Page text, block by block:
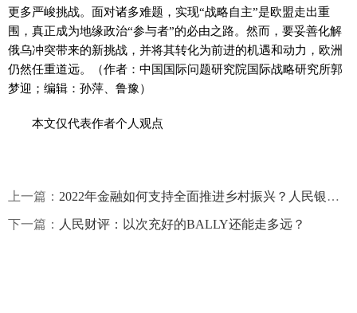
更多严峻挑战。面对诸多难题，实现“战略自主”是欧盟走出重
围，真正成为地缘政治“参与者”的必由之路。然而，要妥善化解
俄乌冲突带来的新挑战，并将其转化为前进的机遇和动力，欧洲
仍然任重道远。（作者：中国国际问题研究院国际战略研究所郭
梦迎；编辑：孙萍、鲁豫）
本文仅代表作者个人观点
上一篇： 2022年金融如何支持全面推进乡村振兴？人民银行发文明确
下一篇： 人民财评：以次充好的BALLY还能走多远？